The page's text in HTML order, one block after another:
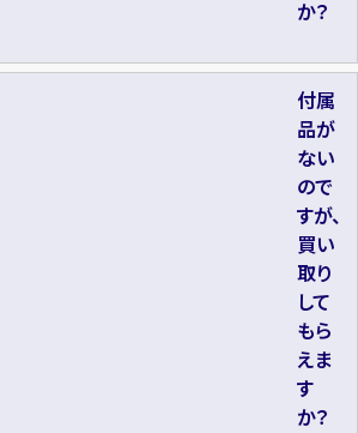
か？
付属
品が
ない
ので
すが、
買い
取り
して
もら
えま
す
か？